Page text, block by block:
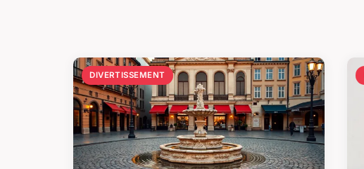
DIVERTISSEMENT